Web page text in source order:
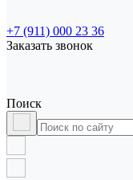
+7 (911) 000 23 36
Заказать звонок
Поиск